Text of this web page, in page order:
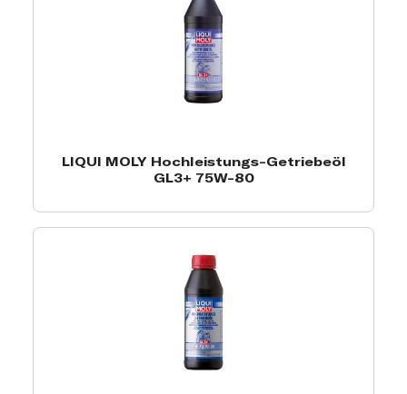
LIQUI MOLY Hochleistungs-Getriebeöl
GL3+ 75W-80